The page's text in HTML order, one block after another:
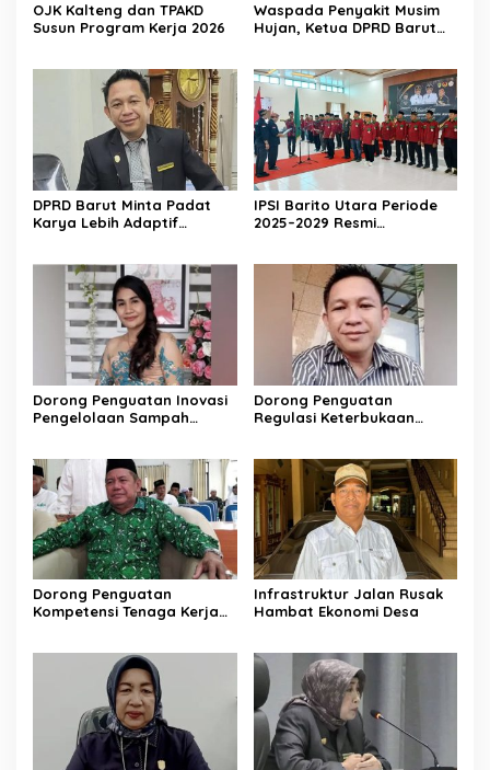
OJK Kalteng dan TPAKD
Susun Program Kerja 2026
Waspada Penyakit Musim
Hujan, Ketua DPRD Barut
DPRD Barut Minta Padat
Karya Lebih Adaptif
IPSI Barito Utara Periode
2025–2029 Resmi
Dorong Penguatan Inovasi
Pengelolaan Sampah
Dorong Penguatan
Regulasi Keterbukaan
Dorong Penguatan
Kompetensi Tenaga Kerja
Infrastruktur Jalan Rusak
Hambat Ekonomi Desa